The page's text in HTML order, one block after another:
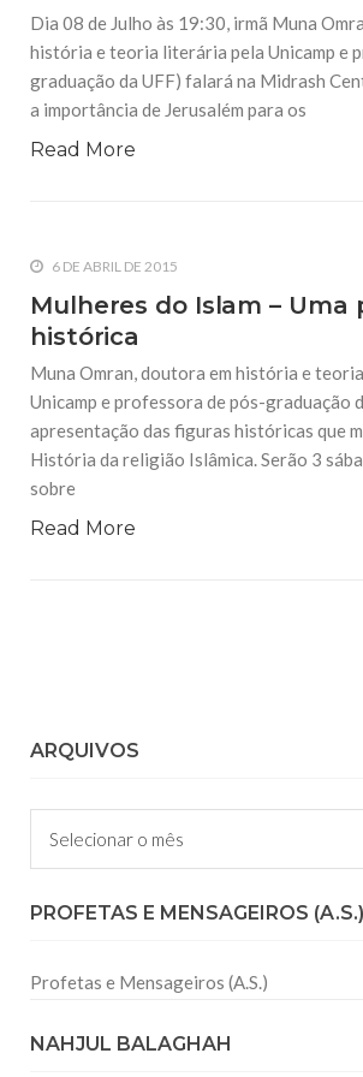
Dia 08 de Julho às 19:30, irmã Muna
história e teoria literária pela Unicamp e
graduação da UFF) falará na Midrash
a importância de Jerusalém para os
Read More
6 DE ABRIL DE 2015
Mulheres do Islam – Uma
histórica
Muna Omran, doutora em história e
Unicamp e professora de pós-graduação
apresentação das figuras históricas que
História da religião Islâmica. Serão 3
sobre
Read More
ARQUIVOS
Arquivos
PROFETAS E MENSAGEIROS (A.S.)
Profetas e Mensageiros (A.S.)
NAHJUL BALAGHAH